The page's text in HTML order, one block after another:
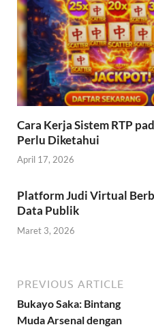
Cara Kerja Sistem RTP
Perlu Diketahui
April 17, 2026
Platform Judi Virtual
Data Publik
Maret 3, 2026
PREVIOUS ARTICLE
Bukayo Saka: Bintang
Muda Arsenal dengan